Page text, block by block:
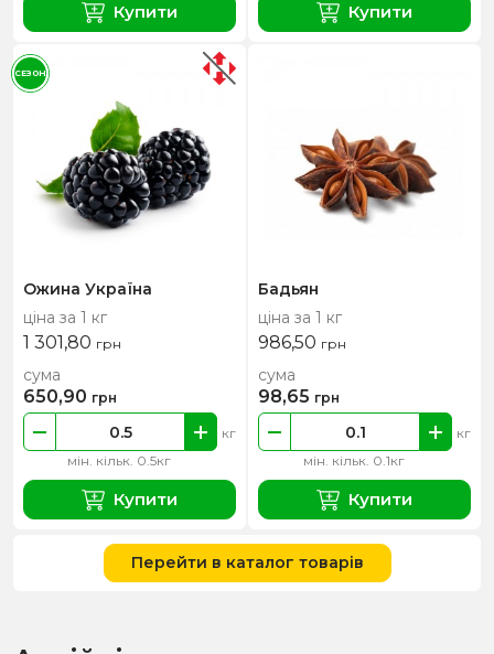
Купити Купити
Ожина Україна
ціна за 1 кг
1 301,80 грн
мін. кільк. 0.5кг
кг
сума
650,90 грн
Купити
СЕЗОН
Бадьян
ціна за 1 кг
986,50 грн
мін. кільк. 0.1кг
кг
сума
98,65 грн
Купити
Перейти в каталог товарів